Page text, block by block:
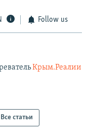
Follow us
Крым.Реалии
Все статьи